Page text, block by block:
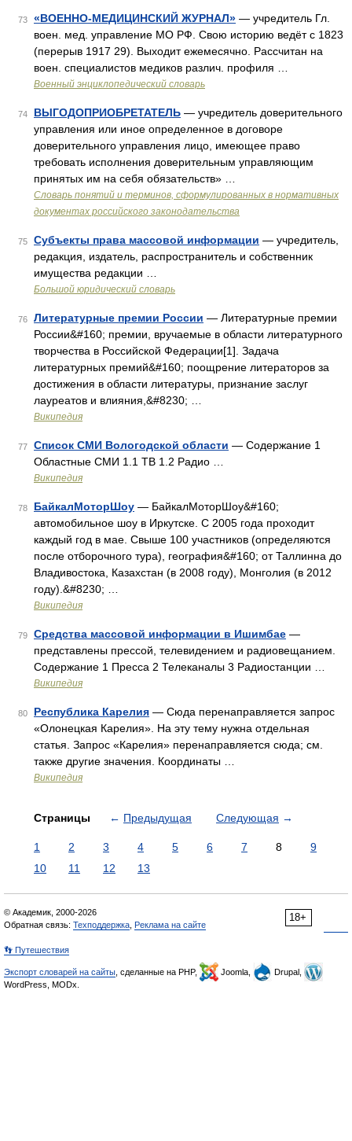
73 «ВОЕННО-МЕДИЦИНСКИЙ ЖУРНАЛ» — учредитель Гл.
воен. мед. управление МО РФ. Свою историю ведёт с 1823
(перерыв 1917 29). Выходит ежемесячно. Рассчитан на
воен. специалистов медиков различ. профиля …
Военный энциклопедический словарь
74 ВЫГОДОПРИОБРЕТАТЕЛЬ — учредитель доверительного
управления или иное определенное в договоре
доверительного управления лицо, имеющее право
требовать исполнения доверительным управляющим
принятых им на себя обязательств» …
Словарь понятий и терминов, сформулированных в нормативных
документах российского законодательства
75 Субъекты права массовой информации — учредитель,
редакция, издатель, распространитель и собственник
имущества редакции …
Большой юридический словарь
76 Литературные премии России — Литературные премии
России&#160; премии, вручаемые в области литературного
творчества в Российской Федерации[1]. Задача
литературных премий&#160; поощрение литераторов за
достижения в области литературы, признание заслуг
лауреатов и влияния,&#8230; …
Википедия
77 Список СМИ Вологодской области — Содержание 1
Областные СМИ 1.1 ТВ 1.2 Радио …
Википедия
78 БайкалМоторШоу — БайкалМоторШоу&#160;
автомобильное шоу в Иркутске. С 2005 года проходит
каждый год в мае. Свыше 100 участников (определяются
после отборочного тура), география&#160; от Таллинна до
Владивостока, Казахстан (в 2008 году), Монголия (в 2012
году).&#8230; …
Википедия
79 Средства массовой информации в Ишимбае —
представлены прессой, телевидением и радиовещанием.
Содержание 1 Пресса 2 Телеканалы 3 Радиостанции …
Википедия
80 Республика Карелия — Сюда перенаправляется запрос
«Олонецкая Карелия». На эту тему нужна отдельная
статья. Запрос «Карелия» перенаправляется сюда; см.
также другие значения. Координаты …
Википедия
Страницы ← Предыдущая Следующая →
1 2 3 4 5 6 7 8
9
10
11 12 13
18+
© Академик, 2000-2026
Обратная связь: Техподдержка Реклама на сайте
👣 Путешествия
Экспорт словарей на сайты , сделанные на PHP, Joomla,
Drupal,
WordPress, MODx.